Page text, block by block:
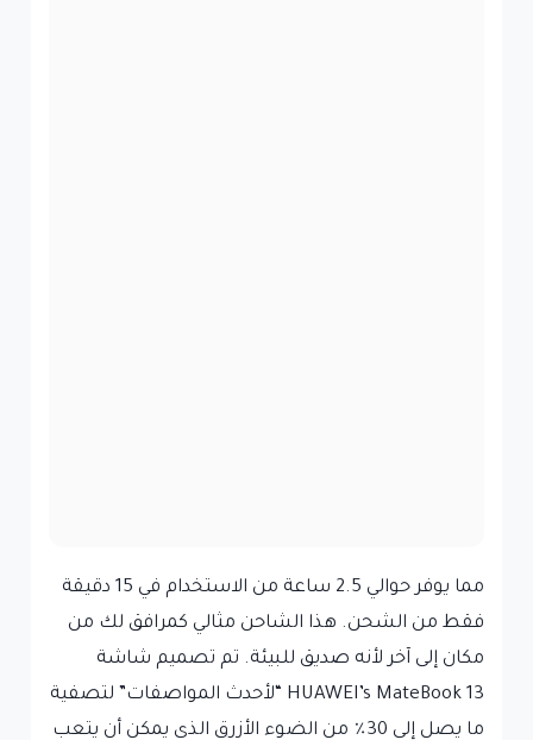
مما يوفر حوالي 2.5 ساعة من الاستخدام في 15 دقيقة
فقط من الشحن. هذا الشاحن مثالي كمرافق لك من
مكان إلى آخر لأنه صديق للبيئة. تم تصميم شاشة
HUAWEI’s MateBook 13 “لأحدث المواصفات” لتصفية
ما يصل إلى 30٪ من الضوء الأزرق الذي يمكن أن يتعب